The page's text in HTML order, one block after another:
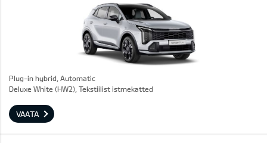
Plug-in hybrid, Automatic
Deluxe White (HW2), Tekstiilist istmekatted
VAATA